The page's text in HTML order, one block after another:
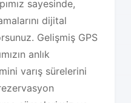
sayesinde,
dijital
Gelişmiş GPS
anlık
varış sürelerini